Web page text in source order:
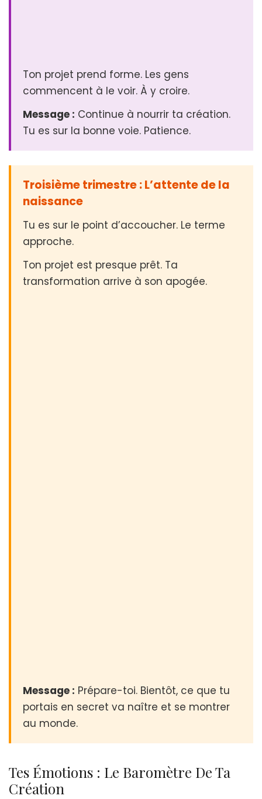
Ton projet prend forme. Les gens
commencent à le voir. À y croire.
Message : Continue à nourrir ta création.
Tu es sur la bonne voie. Patience.
Troisième trimestre : L’attente de la
naissance
Tu es sur le point d’accoucher. Le terme
approche.
Ton projet est presque prêt. Ta
transformation arrive à son apogée.
Message : Prépare-toi. Bientôt, ce que tu
portais en secret va naître et se montrer
au monde.
Tes Émotions : Le Baromètre De Ta
Création